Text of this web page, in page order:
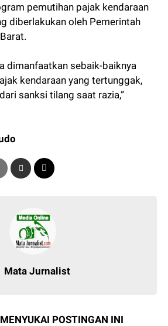
pemutihan pajak kendaraan
diberlakukan oleh Pemerintah
dimanfaatkan sebaik-baiknya
kendaraan yang tertunggak,
sanksi tilang saat razia,”
Mata Jurnalist
POSTINGAN INI